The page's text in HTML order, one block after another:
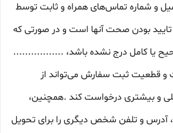
و شماره تماس‌های همراه و ثابت توسط
تایید بودن صحت آنها است و در صورتی که
یا کامل درج نشده باشد، .................
قطعیت ثبت سفارش می‌تواند از
و بیشتری درخواست کند .همچنین،
آدرس و تلفن شخص دیگری را برای تحویل